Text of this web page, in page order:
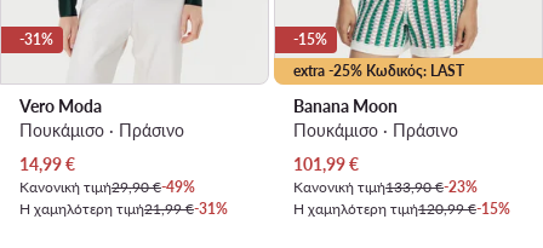
-31%
Vero Moda
Πουκάμισο · Πράσινο
Τρέχουσα τιμή
14,99€
Κανονική τιμή29,90 €-49%
Η χαμηλότερη τιμή21,99 €-31%
extra -25% Κωδικός: LAST
-15%
Banana Moon
Πουκάμισο · Πράσινο
Τρέχουσα τιμή
101,99€
Κανονική τιμή133,90 €-23%
Η χαμηλότερη τιμή120,99 €-15%